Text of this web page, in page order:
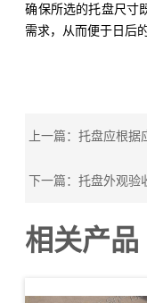
确保所选的托盘尺寸
需求，从而便于日后
上一篇：托盘应根
下一篇：托盘外观验
相关产品